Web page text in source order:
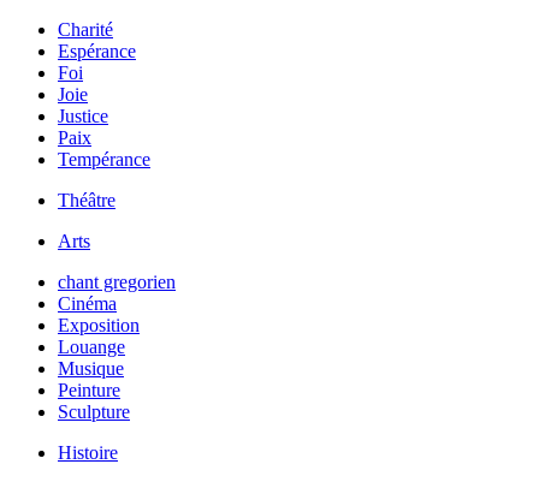
Charité
Espérance
Foi
Joie
Justice
Paix
Tempérance
Théâtre
Arts
chant gregorien
Cinéma
Exposition
Louange
Musique
Peinture
Sculpture
Histoire